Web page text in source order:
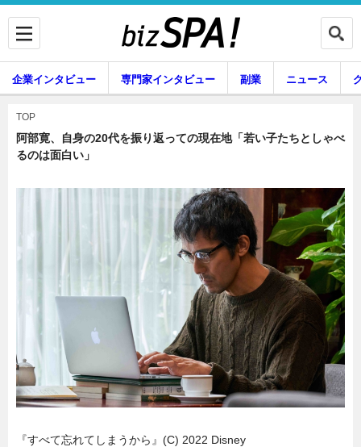
専門家インタビュー
ニュース
グルメ スキル
暮らし エンタメ
企業インタビュー 専門家インタビュー 副業 ニュース
暮らし
TOP
阿部寛、自身の20代を振り返っての現在地「若い子たちとしゃべ
るのは面白い」
『すべて忘れてしまうから』(C) 2022 Disney